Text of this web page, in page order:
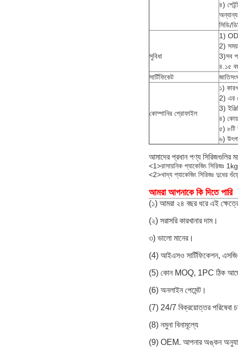
৪)
সিডি/
সুবিধা
1)
2)
3)সব
৪.১৫
সার্টিফিকেট
কোম্পানির প্রোফাইল
১)
2) এর
3)
৪)
৫) ৮টি
৬)
আমাদের প্রধান পণ্য সিরিজগুলির
<1>রাসায়নিক প্যাকেজিং সিরিজঃ
<2>খাদ্য প্যাকেজিং সিরিজঃ দুধের
আমরা আপনাকে কি দিতে পারি
(১) আমরা ২৪ বছর ধরে এই ক্ষেত্রে
(২) সরাসরি কারখানার দাম।
৩) ভালো মানের।
(4) আইএসও সার্টিফিকেশন,
(5) কোন MOQ, 1PC ঠিক
(6) অনলাইন পেমেন্ট।
(7) 24/7 বিক্রয়োত্তর পরিষেবা
(8) নমুনা বিনামূল্যে
(9) OEM. আপনার অঙ্কন